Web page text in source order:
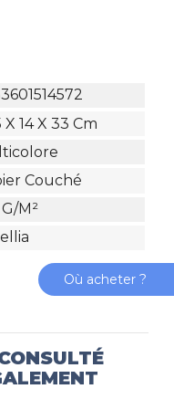
X 14 X 33 Cm
Couché
m²
Où acheter ?